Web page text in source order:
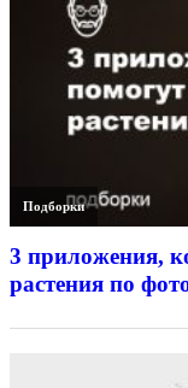
Подборки
3 приложения,
растения по